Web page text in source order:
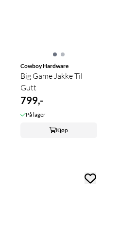
Cowboy Hardware
Big Game Jakke Til
Gutt
799,-
På lager
Kjøp